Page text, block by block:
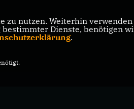
zu nutzen. Weiterhin
Dienste, benötigen
.